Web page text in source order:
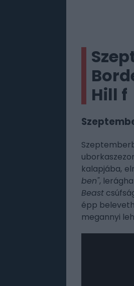
Hill f
kalapjába,
ben",
Beast
épp
megannyi